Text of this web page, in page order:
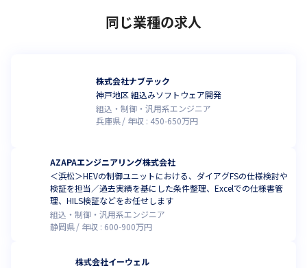
同じ業種の求人
株式会社ナブテック
神戸地区 組込みソフトウェア開発
組込・制御・汎用系エンジニア
兵庫県
年収 : 450-650万円
AZAPAエンジニアリング株式会社
＜浜松＞HEVの制御ユニットにおける、ダイアグFSの仕様検討や
検証を担当／過去実績を基にした条件整理、Excelでの仕様書管
理、HILS検証などをお任せします
組込・制御・汎用系エンジニア
静岡県
年収 : 600-900万円
株式会社イーウェル